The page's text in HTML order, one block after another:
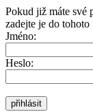
Pokud již máte své
zadejte je do
Jméno:
Heslo:
přihlásit